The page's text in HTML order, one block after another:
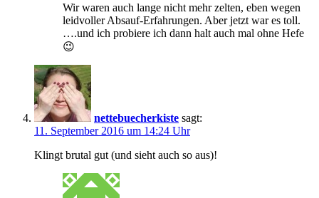
Wir waren auch lange nicht mehr zelten, eben wegen
leidvoller Absauf-Erfahrungen. Aber jetzt war es toll.
….und ich probiere ich dann halt auch mal ohne Hefe
😉
nettebuecherkiste sagt:
11. September 2016 um 14:24 Uhr
Klingt brutal gut (und sieht auch so aus)!